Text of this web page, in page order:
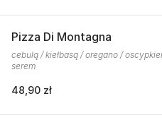
Pizza Di Montagna
cebulą / kiełbasą / oregano /
serem
48,90 zł